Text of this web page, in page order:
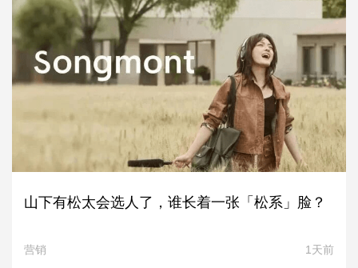
山下有松太会选人了，谁长着一张「松系」脸？
营销 1天前